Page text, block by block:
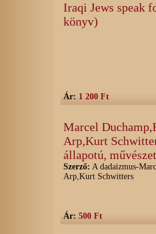
Iraqi Jews speak
könyv)
Ár: 1 200 Ft
Marcel
Arp,Kurt
állapotú,
Szerző: A dadaizmus-
Arp,Kurt Schwitters
Ár: 500 Ft